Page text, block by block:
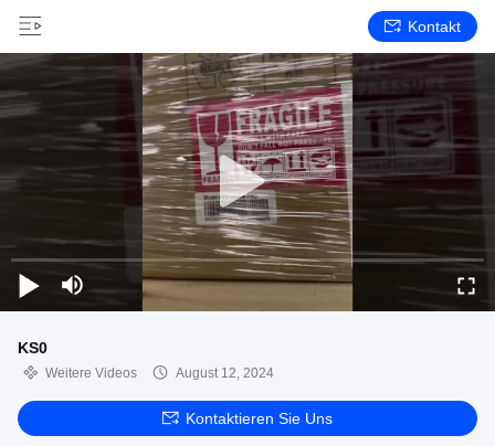
Kontakt
KS0
Weitere Videos August 12, 2024
Kontaktieren Sie Uns